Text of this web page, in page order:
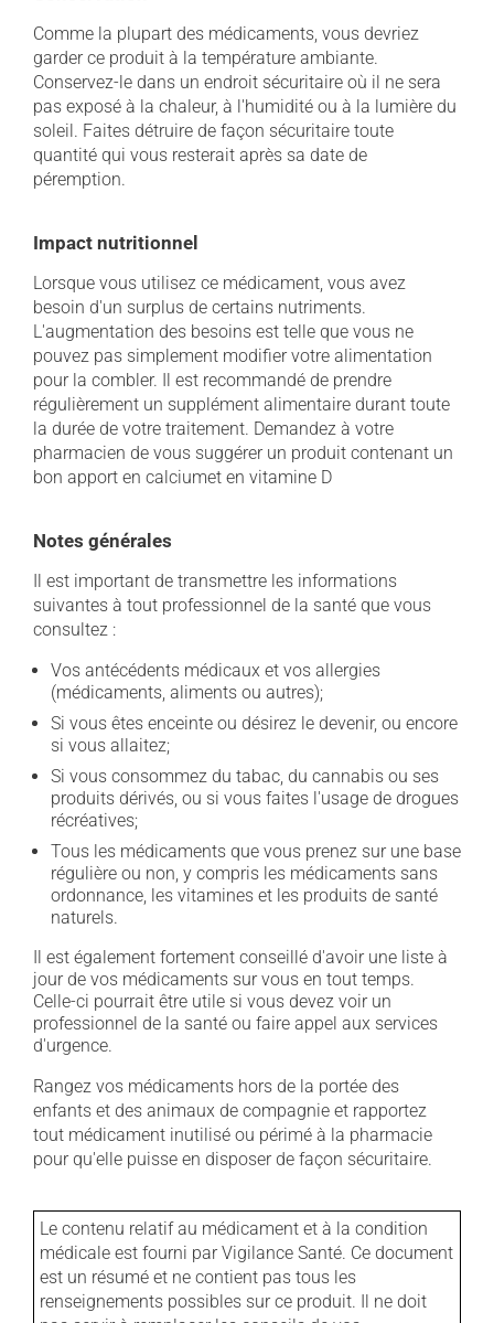
Comme la plupart des médicaments, vous devriez
garder ce produit à la température ambiante.
Conservez-le dans un endroit sécuritaire où il ne sera
pas exposé à la chaleur, à l'humidité ou à la lumière du
soleil. Faites détruire de façon sécuritaire toute
quantité qui vous resterait après sa date de
péremption.
Impact nutritionnel
Lorsque vous utilisez ce médicament, vous avez
besoin d'un surplus de certains nutriments.
L'augmentation des besoins est telle que vous ne
pouvez pas simplement modifier votre alimentation
pour la combler. Il est recommandé de prendre
régulièrement un supplément alimentaire durant toute
la durée de votre traitement. Demandez à votre
pharmacien de vous suggérer un produit contenant un
bon apport en calciumet en vitamine D
Notes générales
Il est important de transmettre les informations
suivantes à tout professionnel de la santé que vous
consultez :
Vos antécédents médicaux et vos allergies
(médicaments, aliments ou autres);
Si vous êtes enceinte ou désirez le devenir, ou encore
si vous allaitez;
Si vous consommez du tabac, du cannabis ou ses
produits dérivés, ou si vous faites l'usage de drogues
récréatives;
Tous les médicaments que vous prenez sur une base
régulière ou non, y compris les médicaments sans
ordonnance, les vitamines et les produits de santé
naturels.
Il est également fortement conseillé d'avoir une liste à
jour de vos médicaments sur vous en tout temps.
Celle-ci pourrait être utile si vous devez voir un
professionnel de la santé ou faire appel aux services
d'urgence.
Rangez vos médicaments hors de la portée des
enfants et des animaux de compagnie et rapportez
tout médicament inutilisé ou périmé à la pharmacie
pour qu'elle puisse en disposer de façon sécuritaire.
Le contenu relatif au médicament et à la condition
médicale est fourni par Vigilance Santé. Ce document
est un résumé et ne contient pas tous les
renseignements possibles sur ce produit. Il ne doit